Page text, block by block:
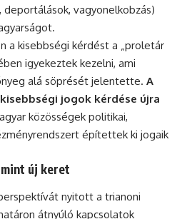
deportálások, vagyonelkobzás)
a kisebbségi kérdést a „proletár
igyekeztek kezelni, ami
alá söprését jelentette. A
jogok kérdése újra
közösségek politikai,
építettek ki jogaik
új keret
nyitott a trianoni
átnyúló kapcsolatok